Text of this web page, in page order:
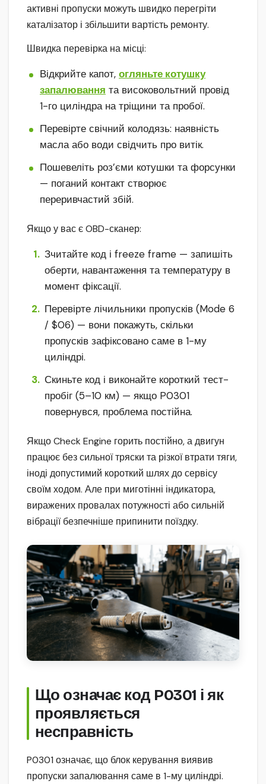
активні пропуски можуть швидко перегріти
каталізатор і збільшити вартість ремонту.
Швидка перевірка на місці:
Відкрийте капот, огляньте котушку
запалювання та високовольтний провід
1-го циліндра на тріщини та пробої.
Перевірте свічний колодязь: наявність
масла або води свідчить про витік.
Пошевеліть роз’єми котушки та форсунки
— поганий контакт створює
переривчастий збій.
Якщо у вас є OBD-сканер:
Зчитайте код і freeze frame — запишіть
оберти, навантаження та температуру в
момент фіксації.
Перевірте лічильники пропусків (Mode 6
/ $06) — вони покажуть, скільки
пропусків зафіксовано саме в 1-му
циліндрі.
Скиньте код і виконайте короткий тест-
пробіг (5–10 км) — якщо P0301
повернувся, проблема постійна.
Якщо Check Engine горить постійно, а двигун
працює без сильної тряски та різкої втрати тяги,
іноді допустимий короткий шлях до сервісу
своїм ходом. Але при миготінні індикатора,
виражених провалах потужності або сильній
вібрації безпечніше припинити поїздку.
Що означає код P0301 і як
проявляється
несправність
P0301 означає, що блок керування виявив
пропуски запалювання саме в 1-му циліндрі.